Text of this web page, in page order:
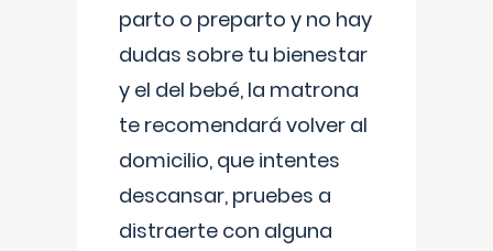
parto o preparto y no hay
dudas sobre tu bienestar
y el del bebé, la matrona
te recomendará volver al
domicilio, que intentes
descansar, pruebes a
distraerte con alguna